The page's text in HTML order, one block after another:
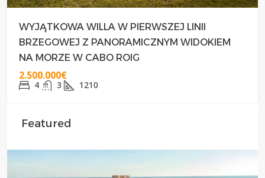
WYJĄTKOWA WILLA W PIERWSZEJ LINII
BRZEGOWEJ Z PANORAMICZNYM WIDOKIEM
NA MORZE W CABO ROIG
2.500.000€
4 3 1210
Featured